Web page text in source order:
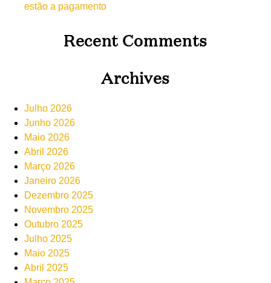
estão a pagamento
Recent Comments
Archives
Julho 2026
Junho 2026
Maio 2026
Abril 2026
Março 2026
Janeiro 2026
Dezembro 2025
Novembro 2025
Outubro 2025
Julho 2025
Maio 2025
Abril 2025